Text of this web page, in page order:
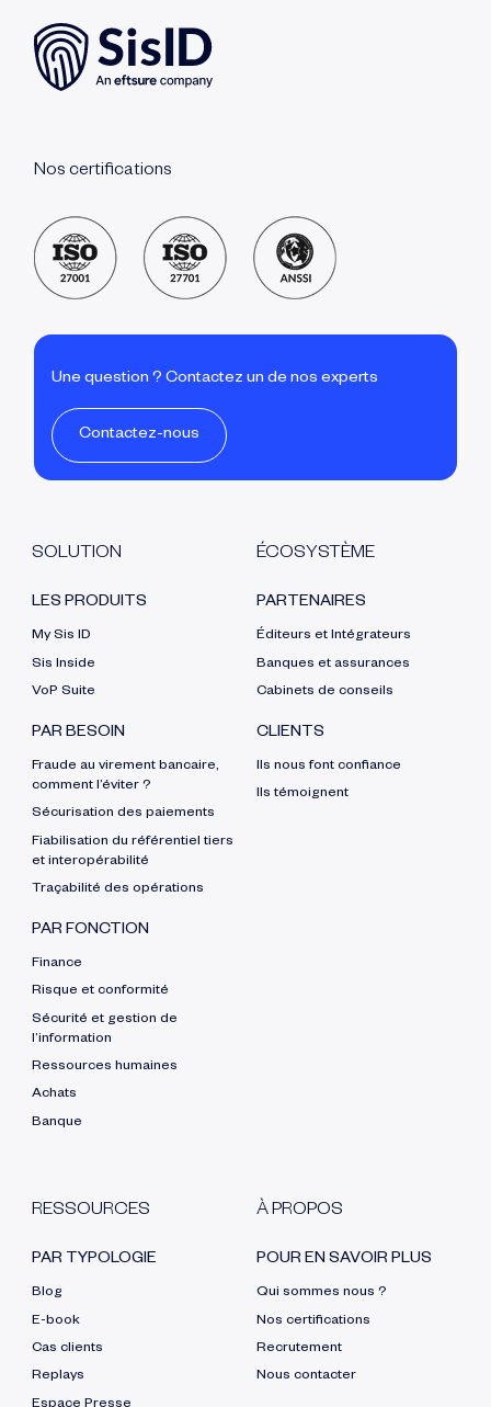
Nos certifications
Une question ? Contactez un de nos experts
Contactez-nous
SOLUTION
LES PRODUITS
My Sis ID
Sis Inside
VoP Suite
PAR BESOIN
Fraude au virement bancaire,
comment l’éviter ?
Sécurisation des paiements
Fiabilisation du référentiel tiers
et interopérabilité
Traçabilité des opérations
PAR FONCTION
Finance
Risque et conformité
Sécurité et gestion de
l’information
Ressources humaines
Achats
Banque
ÉCOSYSTÈME
PARTENAIRES
Éditeurs et Intégrateurs
Banques et assurances
Cabinets de conseils
CLIENTS
Ils nous font confiance
Ils témoignent
RESSOURCES
PAR TYPOLOGIE
Blog
E-book
Cas clients
Replays
À PROPOS
POUR EN SAVOIR PLUS
Qui sommes nous ?
Nos certifications
Recrutement
Nous contacter